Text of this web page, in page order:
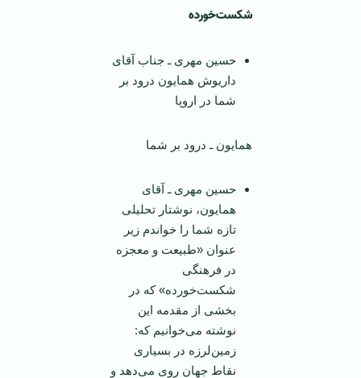
شکست‌خورده
حسین مهری ـ جناب آقای
داریوش همایون درود بر
شما در اروپا
همایون ـ درود بر شما
حسین مهری ـ آقای
همایون، نوشتار تحلیلی
تازه شما را خواندم زیر
عنوان «طبیعت و معجزه
در فرهنگی
شکست‌خورده» که در
بخشی از مقدمه این
نوشته می‌خوانیم که:
زمین‌لرزه در بسیاری
نقاط جهان روی می‌دهد و